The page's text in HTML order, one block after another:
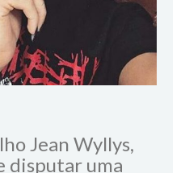
Jean Wyllys,
disputar uma